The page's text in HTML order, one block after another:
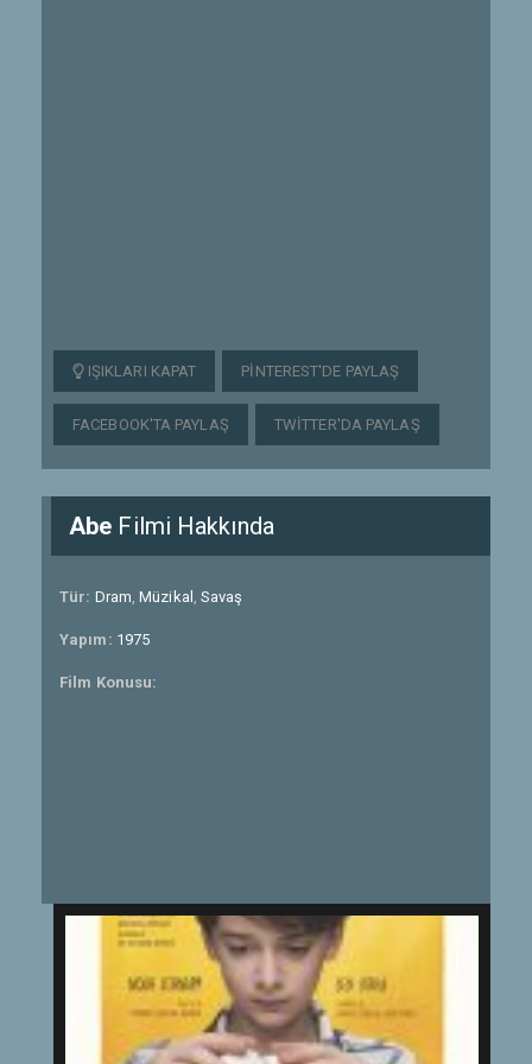
IŞIKLARI KAPAT PINTEREST'DE PAYLAŞ
FACEBOOK'TA PAYLAŞ TWITTER'DA PAYLAŞ
Abe Filmi Hakkında
Tür: Dram,Müzikal ,Savaş
Yapım: 1975
Film Konusu: